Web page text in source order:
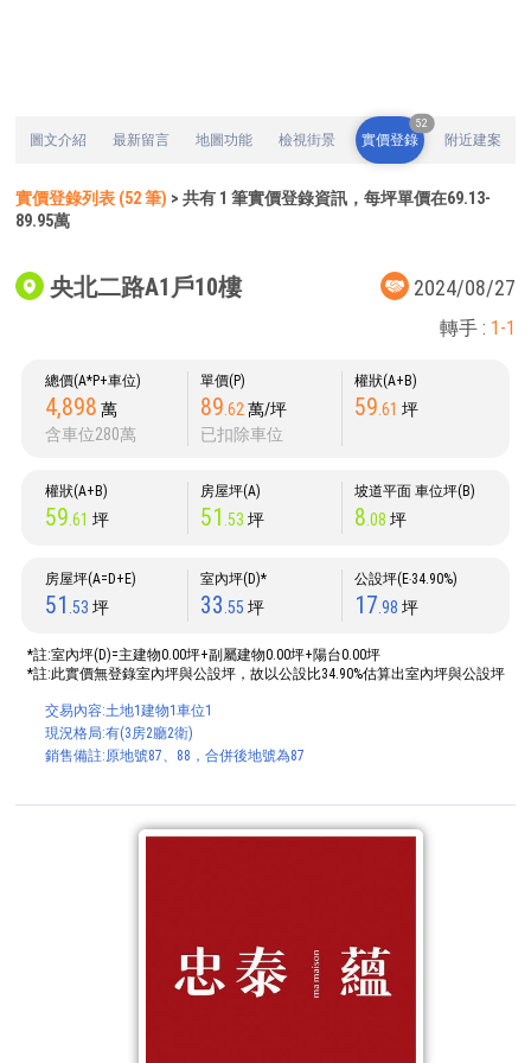
圖文介紹 最新留言 地圖功能 檢視街景 實價登錄
52
附近建案
實價登錄列表 (52 筆) > 共有 1 筆實價登錄資訊，每坪單價在69.13-
89.95萬
央北二路A1戶10樓 2024/08/27
轉手 : 1-1
總價(A*P+車位)
4,898 萬
含車位280萬
單價(P)
89 .62 萬/坪
已扣除車位
權狀(A+B)
59 .61 坪
權狀(A+B)
59 .61 坪
房屋坪(A)
51 .53 坪
坡道平面 車位坪(B)
8 .08 坪
房屋坪(A=D+E)
51 .53 坪
室內坪(D)*
33 .55 坪
公設坪(E‧34.90%)
17 .98 坪
*註:室內坪(D)=主建物0.00坪+副屬建物0.00坪+陽台0.00坪
*註:此實價無登錄室內坪與公設坪，故以公設比34.90%估算出室內坪與公設坪
交易內容:土地1建物1車位1
現況格局:有(3房2廳2衛)
銷售備註:原地號87、88，合併後地號為87